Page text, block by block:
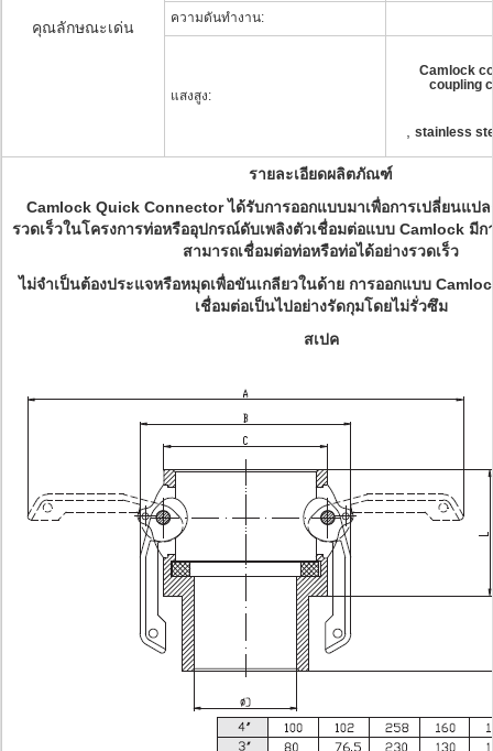
คุณลักษณะเด่น
ความดันทำงาน:
แสงสูง:
Camlock
coupling
stainless
รายละเอียดผลิตภัณฑ์
Camlock Quick Connector ได้รับการออกแบบมาเพื่อการเปลี่ยนแป
รวดเร็วในโครงการท่อหรืออุปกรณ์ดับเพลิงตัวเชื่อมต่อแบบ Camlock มี
สามารถเชื่อมต่อท่อหรือท่อได้อย่างรวดเร็ว
ไม่จำเป็นต้องประแจหรือหมุดเพื่อขันเกลียวในด้าย การออกแบบ
เชื่อมต่อเป็นไปอย่างรัดกุมโดยไม่รั่วซึม
สเปค